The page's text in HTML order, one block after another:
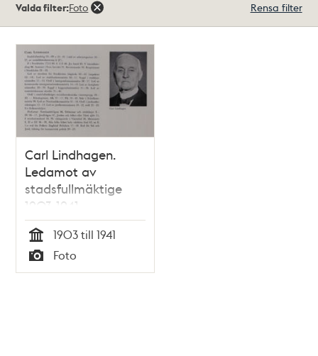
träffar
Valda filter:Foto Rensa filter
Carl Lindhagen.
Ledamot av
stadsfullmäktige
1903-1941
Tid
1903 till 1941
Typ
Foto